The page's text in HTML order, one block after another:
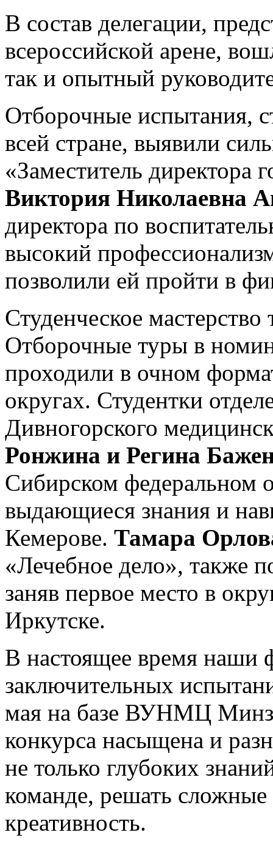
В состав делегации,
всероссийской арене,
так и опытный
Отборочные испытания,
всей стране, выявили
«Заместитель директора
Виктория Николаевна
директора по
высокий
позволили ей пройти в
Студенческое
Отборочные туры в
проходили в очном
округах. Студентки
Дивногорского
Ронжина и Регина
Сибирском федеральном
выдающиеся знания и
Кемерове. Тамара
«Лечебное дело», также
заняв первое место в
Иркутске.
В настоящее время наши
заключительных
мая на базе ВУНМЦ
конкурса насыщена и
не только глубоких
команде, решать сложные
креативность.